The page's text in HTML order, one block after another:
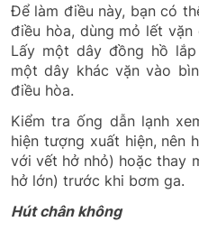
Để làm điều này, bạn có
điều hòa, dùng mỏ lết
Lấy một dây đồng hồ
một dây khác vặn vào
điều hòa.
Kiểm tra ống dẫn lạnh
hiện tượng xuất hiện, nên
với vết hở nhỏ) hoặc thay
hở lớn) trước khi bơm ga.
Hút chân không